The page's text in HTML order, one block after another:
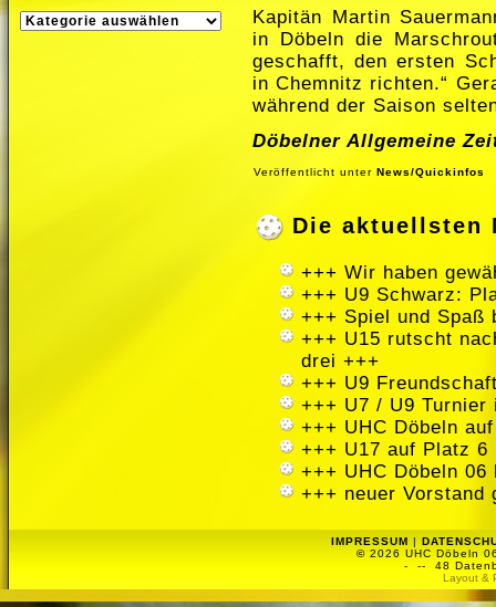
KATEGORIEN
Kapitän Martin
in Döbeln die
geschafft, den ersten
in Chemnitz richten.“
während der Saison
Döbelner Allgemeine
Veröffentlicht unter News/Quickinfos
Die aktuellsten
+++ Wir haben
+++ U9 Schwarz:
+++ Spiel und Spaß
+++ U15 rutscht
drei +++
+++ U9
+++ U7 / U9 Turnier
+++ UHC Döbeln
+++ U17 auf Platz
+++ UHC Döbeln
+++ neuer Vorstand
IMPRESSUM |
© 2026 UHC Döbeln
-
-- 48
Layout &